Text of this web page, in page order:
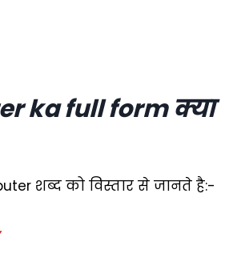
ka full formक्या
शब्द को विस्तार से जानते है:-